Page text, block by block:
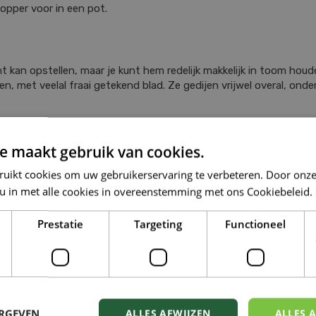
voor in een pot.
kan opstellen, maar je kunt hem redelijk makkelijk in toom
met veelal fraai getekend blad. Ze gedijen vrijwel overal,
tuincentrum in Moeskroen en De Panne. Je vindt er zelfs nu,
om vrolijk van te worden.
KAMERPLANTEN
maakt gebruik van cookies.
cookies om uw gebruikerservaring te verbeteren. Door
in met alle cookies in overeenstemming met ons Cookiebeleid.
Prestatie Targeting Functioneel
ALLES
ALLES AFWIJZEN